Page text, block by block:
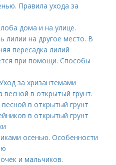
Правила ухода за
дома и на улице.
лилии на другое место. В
пересадка лилий
при помощи. Способы
за хризантемами
весной в открытый грунт.
в открытый грунт
в открытый грунт
осенью. Особенности
и мальчиков.